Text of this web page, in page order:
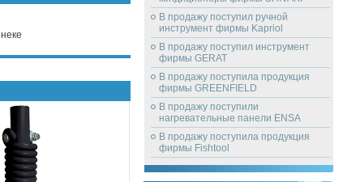
В продажу поступил ручной
инструмент фирмы Kapriol
В продажу поступил инструмент
фирмы GERAT
В продажу поступила продукция
фирмы GREENFIELD
В продажу поступили
нагревательные панели ENSA
В продажу поступила продукция
фирмы Fishtool